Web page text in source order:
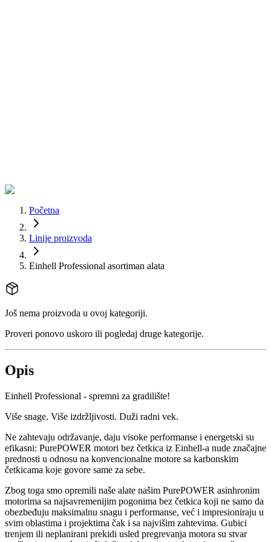
Početna
Linije proizvoda
Einhell Professional asortiman alata
Još nema proizvoda u ovoj kategoriji.
Proveri ponovo uskoro ili pogledaj druge kategorije.
Opis
Einhell Professional - spremni za gradilište!
Više snage. Više izdržljivosti. Duži radni vek.
Ne zahtevaju održavanje, daju visoke performanse i energetski su
efikasni: PurePOWER motori bez četkica iz Einhell-a nude značajne
prednosti u odnosu na konvencionalne motore sa karbonskim
četkicama koje govore same za sebe.
Zbog toga smo opremili naše alate našim PurePOWER asinhronim
motorima sa najsavremenijim pogonima bez četkica koji ne samo da
obezbeđuju maksimalnu snagu i performanse, već i impresioniraju u
svim oblastima i projektima čak i sa najvišim zahtevima. Gubici
trenjem ili neplanirani prekidi usled pregrevanja motora su stvar